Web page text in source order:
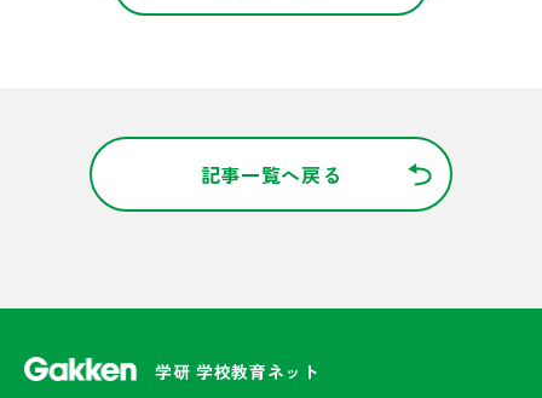
記事一覧へ戻る
学研 学校教育ネット